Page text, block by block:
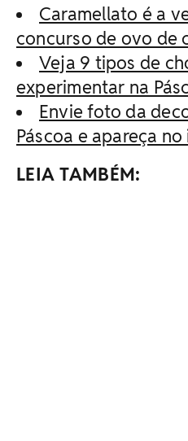
Caramellato é a
concurso de ovo de
Veja 9 tipos de
experimentar na
Envie foto da
Páscoa e apareça no
LEIA TAMBÉM: